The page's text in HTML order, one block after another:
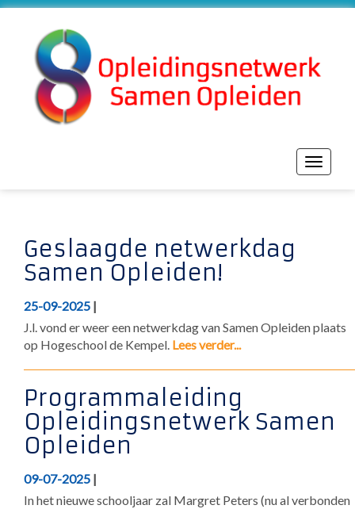
Toggle
Geslaagde netwerkdag
Samen Opleiden!
25-09-2025 |
J.l. vond er weer een netwerkdag van Samen Opleiden plaats
op Hogeschool de Kempel. Lees verder...
Programmaleiding
Opleidingsnetwerk Samen
Opleiden
09-07-2025 |
In het nieuwe schooljaar zal Margret Peters (nu al verbonden